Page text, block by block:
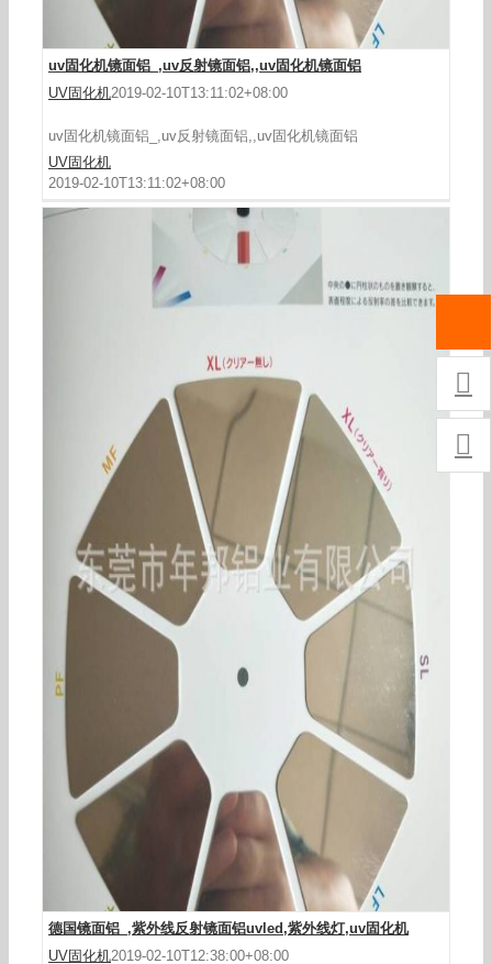
uv固化机镜面铝_,uv反射镜面铝,,uv固化机镜面铝
UV固化机2019-02-10T13:11:02+08:00
uv固化机镜面铝_,uv反射镜面铝,,uv固化机镜面铝
UV固化机
2019-02-10T13:11:02+08:00
德国镜面铝_,紫外线反射镜面铝uvled,紫外线灯,uv固化机
UV固化机2019-02-10T12:38:00+08:00
w13c1镜面铝_,w13c1镜面铝uv固化uvled固化uv油
墨固化机反射镜面铝

